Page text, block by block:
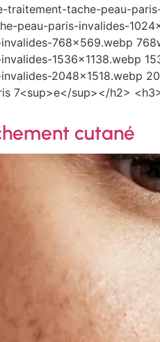
tache-peau-
peau-paris-invalides-
768×569.webp
1536×1138.webp
2048×1518.webp
7<sup>e</sup></h2>
cutané